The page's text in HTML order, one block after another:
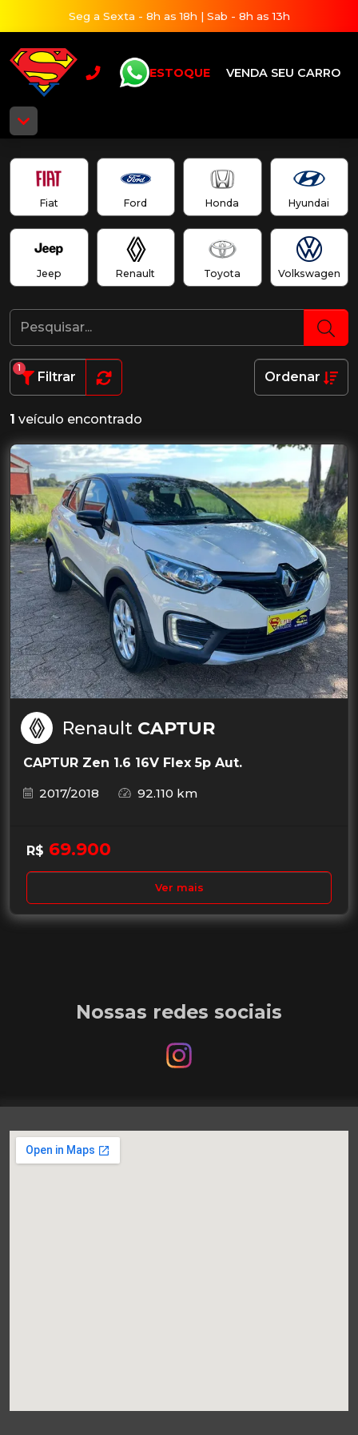
Seg a Sexta - 8h as 18h | Sab - 8h as 13h
ESTOQUE VENDA SEU CARRO
Fiat Ford Honda Hyundai
Jeep Renault Toyota Volkswagen
Filtrar
1
Ordenar
1 veículo encontrado
Renault CAPTUR
CAPTUR Zen 1.6 16V Flex 5p Aut.
2017/2018
92.110 km
R$ 69.900
Ver mais
Nossas redes sociais